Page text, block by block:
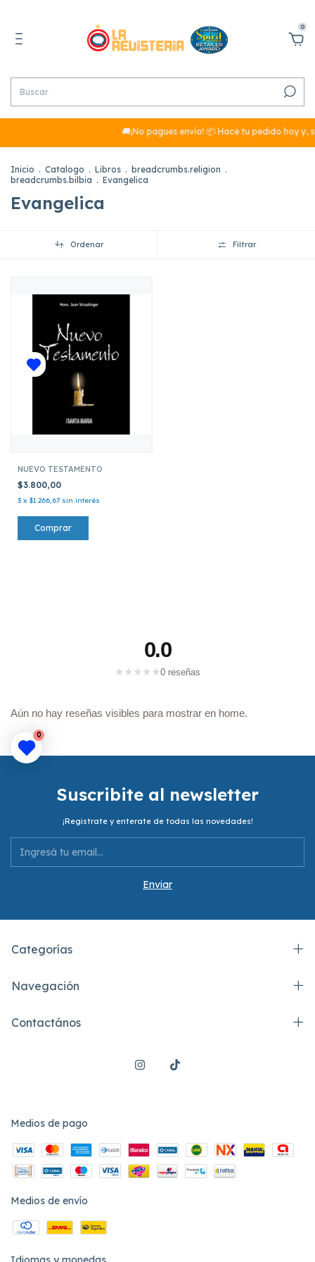
0
🚚¡No pagues envío! 📦 Hacé tu pedido hoy
Inicio . Catalogo . Libros . breadcrumbs.religion .
breadcrumbs.bilbia . Evangelica
Evangelica
Ordenar Filtrar
NUEVO TESTAMENTO
$3.800,00
3 x $1.266,67 sin interés
0.0
★ ★ ★ ★ ★0 reseñas
Aún no hay reseñas visibles para mostrar en home.
Suscribite al newsletter
¡Registrate y enterate de todas las novedades!
Categorías
Navegación
Contactános
Medios de pago
Medios de envío
0